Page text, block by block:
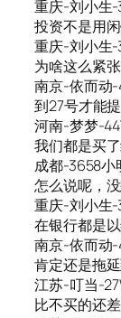
重庆-刘小生-
投资不是用
重庆-刘小生-
为啥这么紧张
南京-依而动-
到27号才能
河南-梦梦-
我们都是买
成都-3658小
怎么说呢，
重庆-刘小生-
在银行都是
南京-依而动-
肯定还是拖
江苏-叮当-
比不买的还